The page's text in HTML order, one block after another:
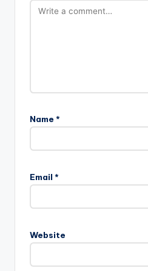
Name *
Email *
Website